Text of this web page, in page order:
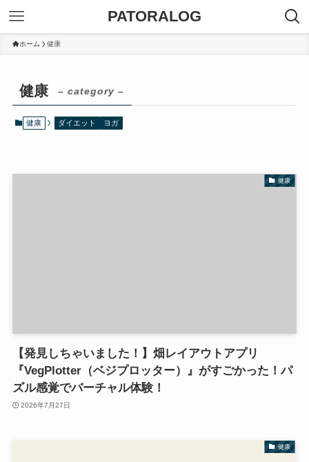
PATORALOG
ホーム 健康
健康 – category –
健康 ダイエット ヨガ
健康
【発見しちゃいました！】畑レイアウトアプリ
『VegPlotter（ベジプロッター）』がすごかった！パ
ズル感覚でバーチャル体験！
2026年7月27日
健康